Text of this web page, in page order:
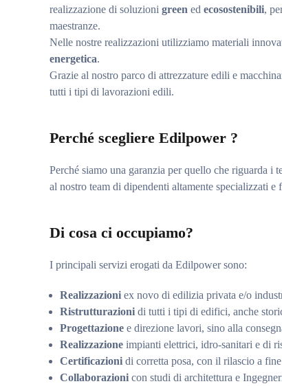
realizzazione di soluzioni green ed ecosostenibili,
maestranze.
Nelle nostre realizzazioni utilizziamo materiali
energetica.
Grazie al nostro parco di attrezzature edili e
tutti i tipi di lavorazioni edili.
Perché scegliere Edilpower ?
Perché siamo una garanzia per quello che riguarda
al nostro team di dipendenti altamente specializzati
Di cosa ci occupiamo?
I principali servizi erogati da Edilpower sono:
Realizzazioni ex novo di edilizia privata e/o
Ristrutturazioni di tutti i tipi di edifici, anche
Progettazione e direzione lavori, sino alla
Realizzazione impianti elettrici, idro-sanitari e di
Certificazioni di corretta posa, con il rilascio a
Collaborazioni con studi di architettura e